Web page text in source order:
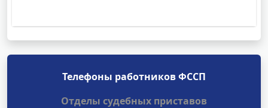
Телефоны работников ФССП
Отделы судебных приставов